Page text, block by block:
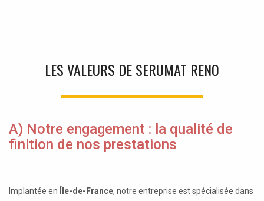
LES VALEURS DE SERUMAT RENO
A) Notre engagement : la qualité de
finition de nos prestations
Implantée en Île-de-France, notre entreprise est spécialisée dans